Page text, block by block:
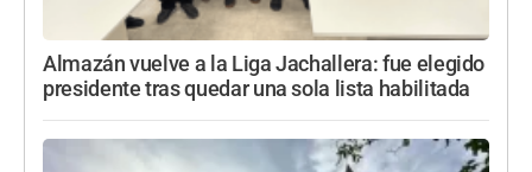
Almazán vuelve a la Liga Jachallera: fue elegido
presidente tras quedar una sola lista habilitada